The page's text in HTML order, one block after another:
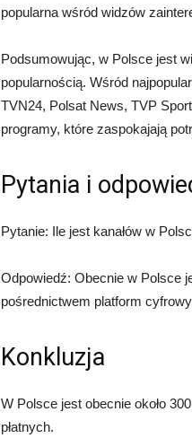
popularna wśród widzów
Podsumowując, w Polsce jest
popularnością. Wśród
TVN24, Polsat News, TVP
programy, które zaspokajają
Pytania i
Pytanie: Ile jest kanałów w
Odpowiedź: Obecnie w Polsce
pośrednictwem platform
Konkluzja
W Polsce jest obecnie około
płatnych.